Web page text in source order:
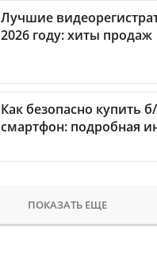
Лучшие
2026 году: хиты продаж
Как безопасно купить
смартфон: подробная
ПОКАЗАТЬ ЕЩЕ